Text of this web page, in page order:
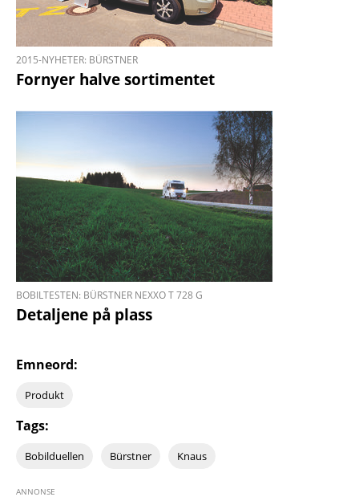
2015-NYHETER: BÜRSTNER
Fornyer halve sortimentet
BOBILTESTEN: BÜRSTNER NEXXO T 728 G
Detaljene på plass
Emneord:
Produkt
Tags:
Bobilduellen Bürstner Knaus